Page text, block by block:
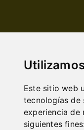
Este sitio web
tecnologías de
experiencia de
siguientes